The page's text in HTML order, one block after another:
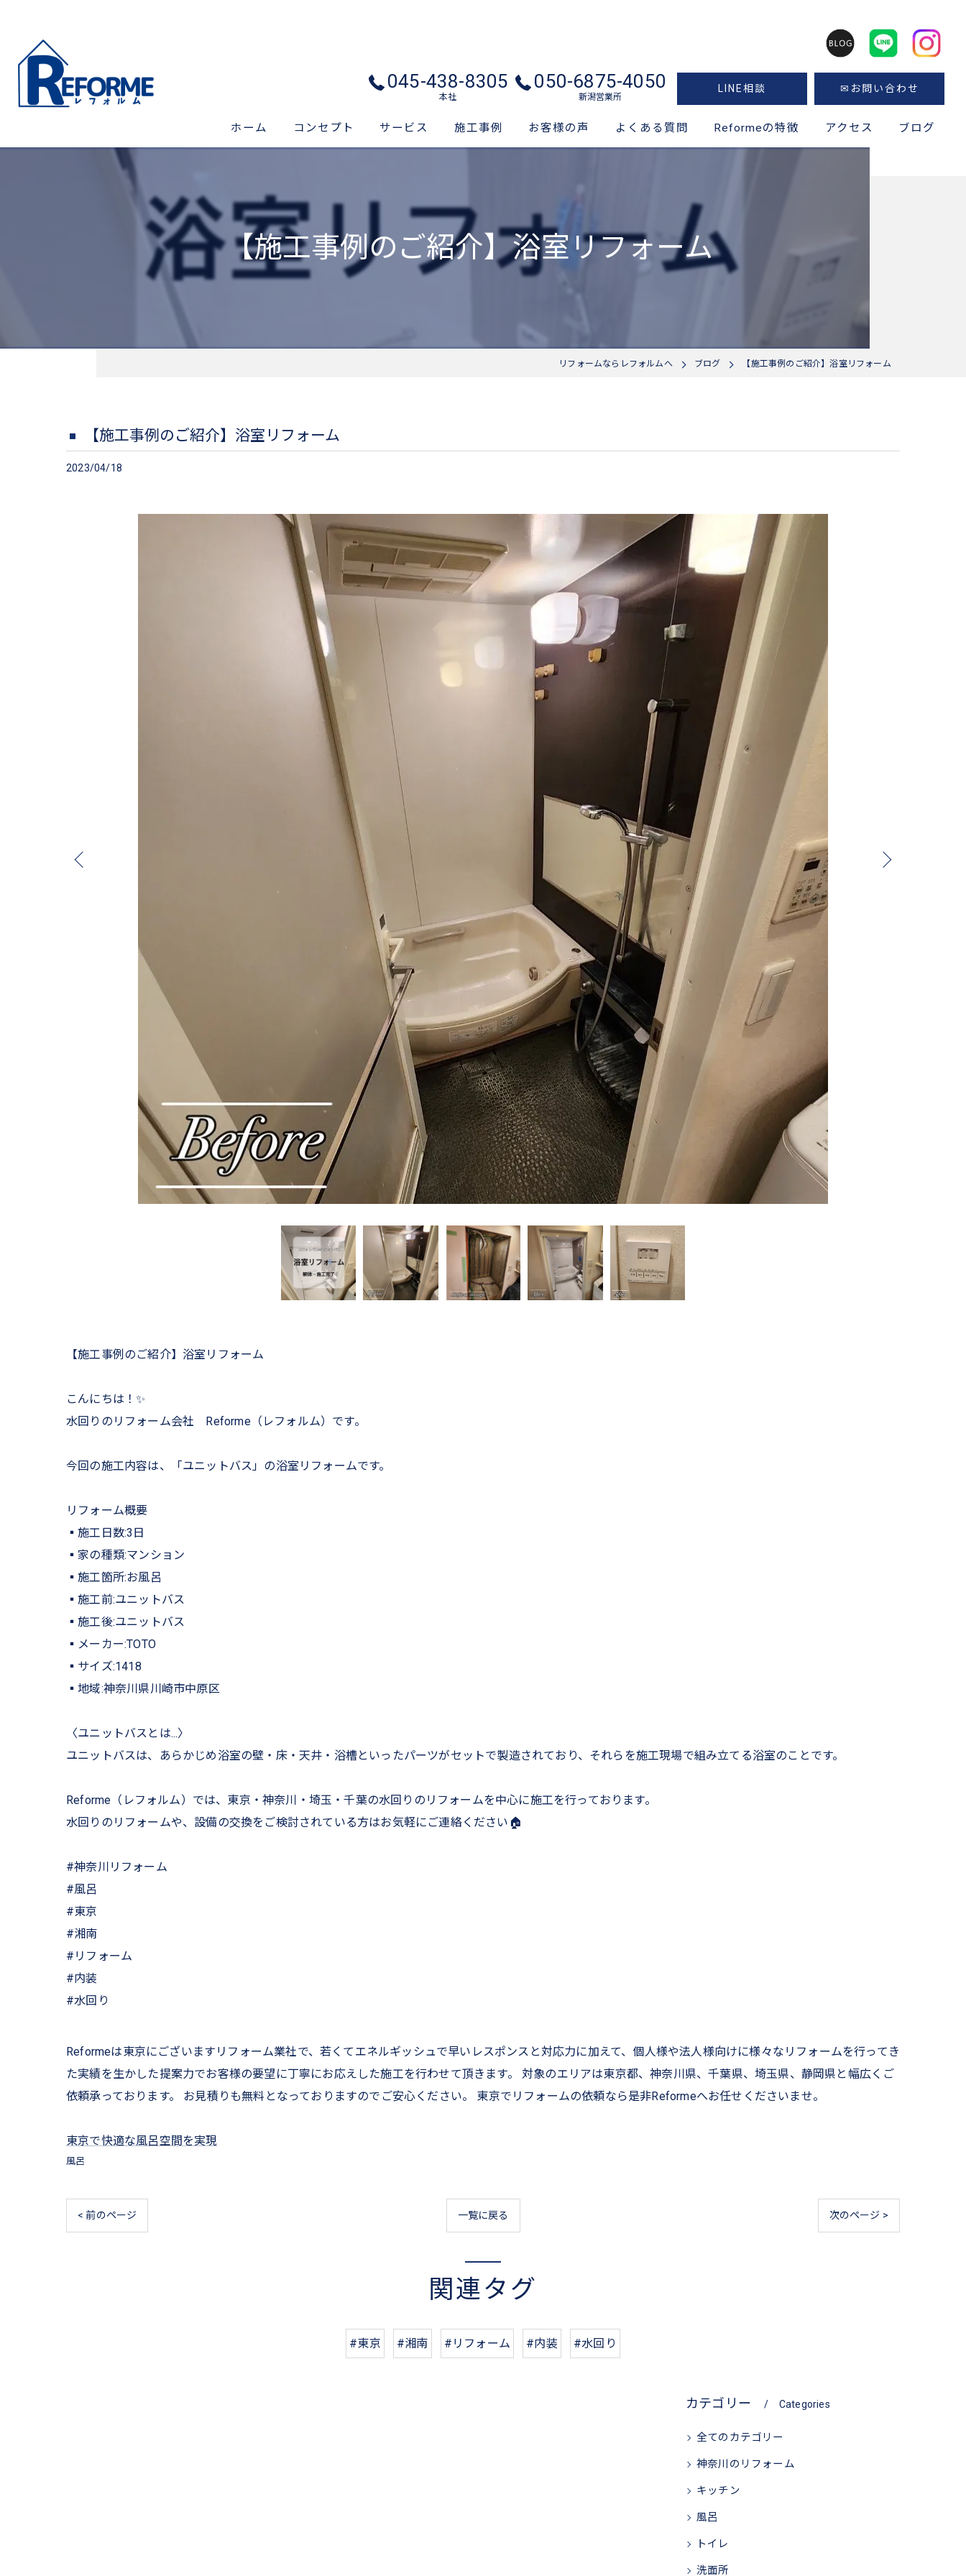
045-438-8305
本社
050-6875-4050
新潟営業所
LINE相談 ✉お問い合わせ
ホーム コンセプト サービス 施工事例 お客様の声 よくある質問 Reformeの特徴
風呂
アクセス ブログ
【施工事例のご紹介】浴室リフォーム
リフォームならレフォルムへ ブログ 【施工事例のご紹介】浴室リフォーム
【施工事例のご紹介】浴室リフォーム
2023/04/18
【施工事例のご紹介】浴室リフォーム
こんにちは！✨
水回りのリフォーム会社 Reforme（レフォルム）です。
今回の施工内容は、「ユニットバス」の浴室リフォームです。
リフォーム概要
▪︎施工日数:3日
▪︎家の種類:マンション
▪︎施工箇所:お風呂
▪︎施工前:ユニットバス
▪︎施工後:ユニットバス
▪︎メーカー:TOTO
▪︎サイズ:1418
▪︎地域:神奈川県川崎市中原区
〈ユニットバスとは...〉
ユニットバスは、あらかじめ浴室の壁・床・天井・浴槽といったパーツがセットで製造されており、それらを施工現場で組み立てる浴室のことです。
Reforme（レフォルム）では、東京・神奈川・埼玉・千葉の水回りのリフォームを中心に施工を行っております。
水回りのリフォームや、設備の交換をご検討されている方はお気軽にご連絡ください🏠
#神奈川リフォーム
#風呂
#東京
#湘南
#リフォーム
#内装
#水回り
Reformeは東京にございますリフォーム業社で、若くてエネルギッシュで早いレスポンスと対応力に加えて、個人様や法人様向けに様々なリフォームを行ってき
た実績を生かした提案力でお客様の要望に丁寧にお応えした施工を行わせて頂きます。 対象のエリアは東京都、神奈川県、千葉県、埼玉県、静岡県と幅広くご
依頼承っております。 お見積りも無料となっておりますのでご安心ください。 東京でリフォームの依頼なら是非Reformeへお任せくださいませ。
東京で快適な風呂空間を実現
風呂
< 前のページ 一覧に戻る 次のページ >
関連タグ
#東京 #湘南 #リフォーム #内装 #水回り
カテゴリー Categories
全てのカテゴリー
神奈川のリフォーム
キッチン
風呂
トイレ
洗面所